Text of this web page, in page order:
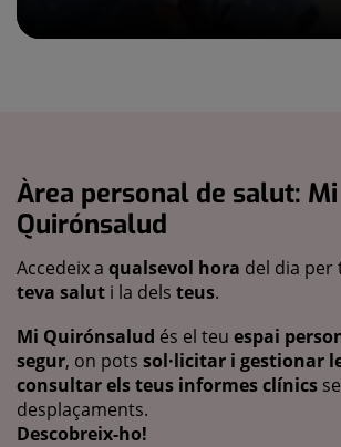
Àrea personal de salut: Mi
Quirónsalud
Accedeix a qualsevol hora del dia per
teva salut i la dels teus.
Mi Quirónsalud és el teu espai
segur, on pots sol·licitar i gestionar
consultar els teus informes clínics
desplaçaments.
Descobreix-ho!